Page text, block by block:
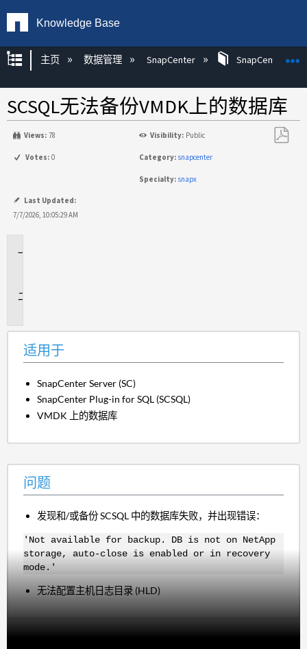
Knowledge Base
扩展/隐缩全局层次
主页 数据管理 SnapCenter SnapCenter知
SCSQL无法备份VMDK上的数据库
Views: 78 Visibility: Public
Votes: 0 Category: snapcenter
Specialty: snapx
Last Updated:
7/7/2026, 10:05:29 AM
适用于
SnapCenter Server (SC)
SnapCenter Plug-in for SQL (SCSQL)
VMDK 上的数据库
问题
发现和/或备份 SCSQL 中的数据库失败，并出现错误：
'Not available for backup. DB is not on NetApp
storage, auto-close is enabled or in recovery
mode.'
无法配置主机日志目录 (HLD)